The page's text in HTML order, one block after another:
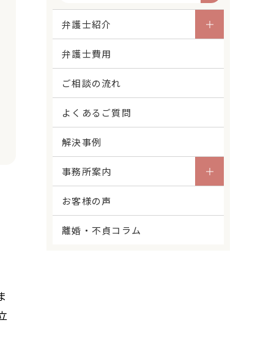
弁護士紹介
弁護士費用
ご相談の流れ
よくあるご質問
解決事例
事務所案内
お客様の声
離婚・不貞コラム